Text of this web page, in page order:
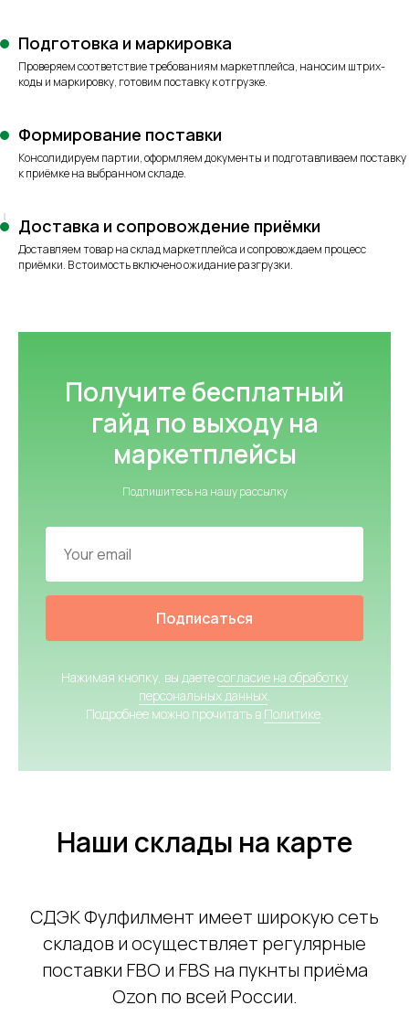
Подготовка и маркировка
Проверяем соответствие требованиям маркетплейса, наносим штрих-
коды и маркировку, готовим поставку к отгрузке.
Формирование поставки
Консолидируем партии, оформляем документы и подготавливаем поставку
к приёмке на выбранном складе.
Доставка и сопровождение приёмки
Доставляем товар на склад маркетплейса и сопровождаем процесс
приёмки. В стоимость включено ожидание разгрузки.
Получите бесплатный
гайд по выходу на
маркетплейсы
Подпишитесь на нашу рассылку
Подписаться
Нажимая кнопку, вы даетесогласие на обработку
персональных данных
Подробнее можно прочитать в Политике
Наши склады на карте
СДЭК Фулфилмент имеет широкую сеть
складов и осуществляет регулярные
поставки FBO и FBS на пукнты приёма
Ozon по всей России.